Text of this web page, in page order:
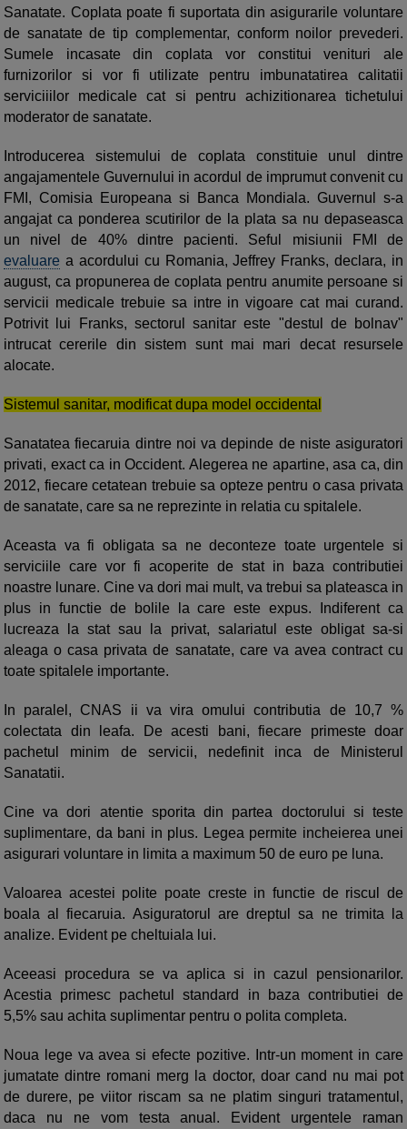
Sanatate. Coplata poate fi suportata din asigurarile voluntare
de sanatate de tip complementar, conform noilor prevederi.
Sumele incasate din coplata vor constitui venituri ale
furnizorilor si vor fi utilizate pentru imbunatatirea calitatii
serviciiilor medicale cat si pentru achizitionarea tichetului
moderator de sanatate.
Introducerea sistemului de coplata constituie unul dintre
angajamentele Guvernului in acordul de imprumut convenit cu
FMI, Comisia Europeana si Banca Mondiala. Guvernul s-a
angajat ca ponderea scutirilor de la plata sa nu depaseasca
un nivel de 40% dintre pacienti. Seful misiunii FMI de
evaluare a acordului cu Romania, Jeffrey Franks, declara, in
august, ca propunerea de coplata pentru anumite persoane si
servicii medicale trebuie sa intre in vigoare cat mai curand.
Potrivit lui Franks, sectorul sanitar este "destul de bolnav"
intrucat cererile din sistem sunt mai mari decat resursele
alocate.
Sistemul sanitar, modificat dupa model occidental
Sanatatea fiecaruia dintre noi va depinde de niste asiguratori
privati, exact ca in Occident. Alegerea ne apartine, asa ca, din
2012, fiecare cetatean trebuie sa opteze pentru o casa privata
de sanatate, care sa ne reprezinte in relatia cu spitalele.
Aceasta va fi obligata sa ne deconteze toate urgentele si
serviciile care vor fi acoperite de stat in baza contributiei
noastre lunare. Cine va dori mai mult, va trebui sa plateasca in
plus in functie de bolile la care este expus. Indiferent ca
lucreaza la stat sau la privat, salariatul este obligat sa-si
aleaga o casa privata de sanatate, care va avea contract cu
toate spitalele importante.
In paralel, CNAS ii va vira omului contributia de 10,7 %
colectata din leafa. De acesti bani, fiecare primeste doar
pachetul minim de servicii, nedefinit inca de Ministerul
Sanatatii.
Cine va dori atentie sporita din partea doctorului si teste
suplimentare, da bani in plus. Legea permite incheierea unei
asigurari voluntare in limita a maximum 50 de euro pe luna.
Valoarea acestei polite poate creste in functie de riscul de
boala al fiecaruia. Asiguratorul are dreptul sa ne trimita la
analize. Evident pe cheltuiala lui.
Aceeasi procedura se va aplica si in cazul pensionarilor.
Acestia primesc pachetul standard in baza contributiei de
5,5% sau achita suplimentar pentru o polita completa.
Noua lege va avea si efecte pozitive. Intr-un moment in care
jumatate dintre romani merg la doctor, doar cand nu mai pot
de durere, pe viitor riscam sa ne platim singuri tratamentul,
daca nu ne vom testa anual. Evident urgentele raman